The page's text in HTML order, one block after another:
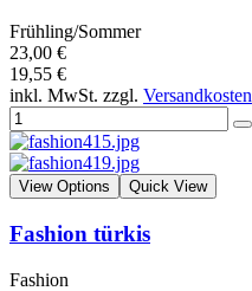
Frühling/Sommer
23,00 €
19,55 €
inkl. MwSt. zzgl. Versandkosten
View Options Quick View
Fashion türkis
Fashion